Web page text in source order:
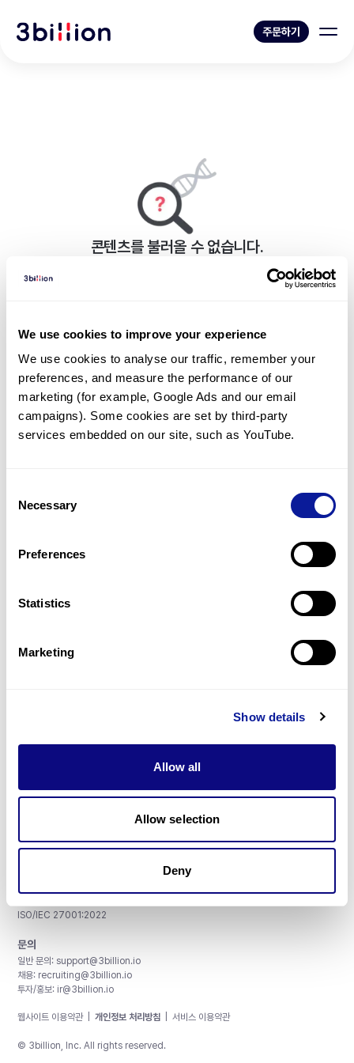
We use cookies to improve your experience
We use cookies to analyse our traffic, remember your
preferences, and measure the performance of our
marketing (for example, Google Ads and our email
campaigns). Some cookies are set by third-party
services embedded on our site, such as YouTube.
Selection
Necessary
Preferences
Statistics
Marketing
Show details
Allow all
Allow selection
Deny
주문하기
콘텐츠를 불러올 수 없습니다.
기술
Gene browser
매달 뉴스레터를 통해 최신 블로그 포스트와 소식을 받아보세요.
주식회사 쓰리빌리언
서울특별시 강남구 테헤란로 415, 8층
사업자등록번호: 290-81-00524
대표이사: 금창원
ISO/IEC 27001:2022
문의
일반 문의: support@3billion.io
채용: recruiting@3billion.io
투자/홍보: ir@3billion.io
웹사이트 이용약관 개인정보 처리방침 서비스 이용약관
© 3billion, Inc. All rights reserved.